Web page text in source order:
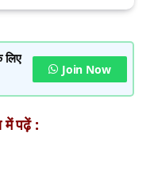
Join Now
में पढ़ें :